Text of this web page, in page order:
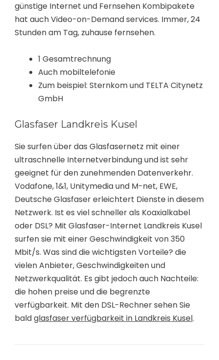
günstige Internet und Fernsehen Kombipakete
hat auch Video-on-Demand services. Immer, 24
Stunden am Tag, zuhause fernsehen.
1 Gesamtrechnung
Auch mobiltelefonie
Zum beispiel: Sternkom und TELTA Citynetz
GmbH
Glasfaser Landkreis Kusel
Sie surfen über das Glasfasernetz mit einer
ultraschnelle Internetverbindung und ist sehr
geeignet für den zunehmenden Datenverkehr.
Vodafone, 1&1, Unitymedia und M-net, EWE,
Deutsche Glasfaser erleichtert Dienste in diesem
Netzwerk. Ist es viel schneller als Koaxialkabel
oder DSL? Mit Glasfaser-Internet Landkreis Kusel
surfen sie mit einer Geschwindigkeit von 350
Mbit/s. Was sind die wichtigsten Vorteile? die
vielen Anbieter, Geschwindigkeiten und
Netzwerkqualität. Es gibt jedoch auch Nachteile:
die hohen preise und die begrenzte
verfügbarkeit. Mit den DSL-Rechner sehen Sie
baldglasfaser verfügbarkeit in Landkreis Kusel.